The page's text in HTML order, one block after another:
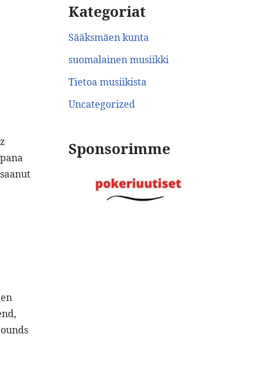
Kategoriat
Sääksmäen kunta
suomalainen musiikki
Tietoa musiikista
Uncategorized
Sponsorimme